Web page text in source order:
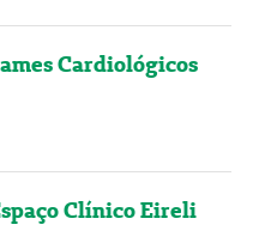
Cardiológicos
Clínico Eireli